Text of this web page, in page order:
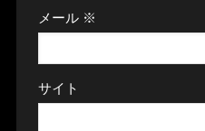
メール ※
サイト